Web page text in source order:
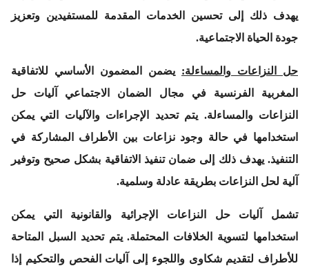
يهدف ذلك إلى تحسين الخدمات المقدمة للمستفيدين وتعزيز
جودة الحياة الاجتماعية.
حل النزاعات والمساءلة: يضمن المضمون الأساسي للاتفاقية
المغربية الفرنسية في مجال الضمان الاجتماعي آليات حل
النزاعات والمساءلة. يتم تحديد الإجراءات والآليات التي يمكن
استخدامها في حالة وجود نزاعات بين الأطراف المشاركة في
التنفيذ. يهدف ذلك إلى ضمان تنفيذ الاتفاقية بشكل صحيح وتوفير
آلية لحل النزاعات بطريقة عادلة وسلمية.
تشمل آليات حل النزاعات الإجرائية والقانونية التي يمكن
استخدامها لتسوية الخلافات المحتملة. يتم تحديد السبل المتاحة
للأطراف لتقديم شكاوى واللجوء إلى آليات الفحص والتحكيم إذا